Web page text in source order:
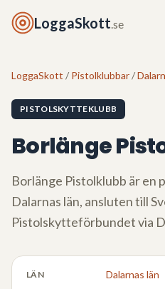
LoggaSkott.se
LoggaSkott / Pistolklubbar/
PISTOLSKYTTEKLUBB
Borlänge
Borlänge Pistolklubb är en
Dalarnas län, ansluten till
Pistolskytteförbundet via
LÄN Dalarnas län